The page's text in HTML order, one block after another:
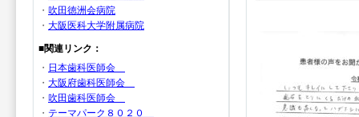
・ 吹田徳洲会病院
・ 大阪医科大学附属病院
■関連リンク：
・ 日本歯科医師会
・ 大阪府歯科医師会
・ 吹田歯科医師会
・ テーマパーク８０２０